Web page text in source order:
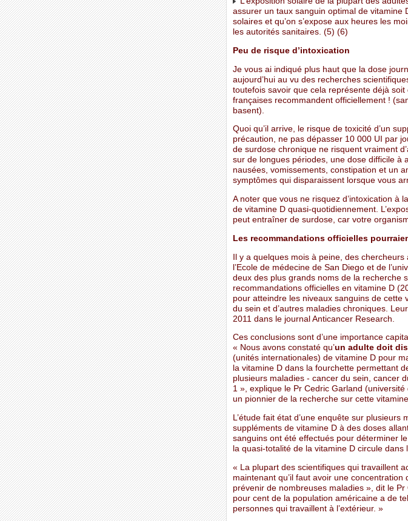
assurer un taux sanguin optimal de vitamine
solaires et qu’on s’expose aux heures les
les autorités sanitaires. (5) (6)
Peu de risque d’intoxication
Je vous ai indiqué plus haut que la dose
aujourd’hui au vu des recherches
toutefois savoir que cela représente déjà
françaises recommandent officiellement !
basent).
Quoi qu’il arrive, le risque de toxicité d’un
précaution, ne pas dépasser 10 000 UI par
de surdose chronique ne risquent vraiment
sur de longues périodes, une dose difficile à
nausées, vomissements, constipation et un
symptômes qui disparaissent lorsque vous
A noter que vous ne risquez d’intoxication à
de vitamine D quasi-quotidiennement.
peut entraîner de surdose, car votre
Les recommandations officielles
Il y a quelques mois à peine, des
l’Ecole de médecine de San Diego et de
deux des plus grands noms de la recherche
recommandations officielles en vitamine D
pour atteindre les niveaux sanguins de
du sein et d’autres maladies chroniques.
2011 dans le journal Anticancer Research.
Ces conclusions sont d’une importance
« Nous avons constaté qu’un adulte doit
(unités internationales) de vitamine D pour
la vitamine D dans la fourchette permettant
plusieurs maladies - cancer du sein, cancer
1 », explique le Pr Cedric Garland
un pionnier de la recherche sur cette
L’étude fait état d’une enquête sur
suppléments de vitamine D à des doses
sanguins ont été effectués pour déterminer
la quasi-totalité de la vitamine D circule dans
« La plupart des scientifiques qui travaillent
maintenant qu’il faut avoir une
prévenir de nombreuses maladies », dit le
pour cent de la population américaine a de
personnes qui travaillent à l’extérieur. »